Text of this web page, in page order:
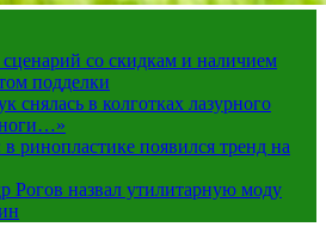
со скидкам и наличием
подделки
снялась в колготках лазурного
ноги…»
ринопластике появился тренд на
Рогов назвал утилитарную моду